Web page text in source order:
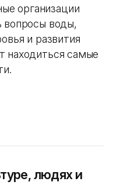
организации
вопросы воды,
и развития
находиться самые
людях и